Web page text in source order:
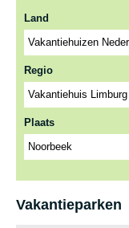
Land
Regio
Plaats
Vakantieparken